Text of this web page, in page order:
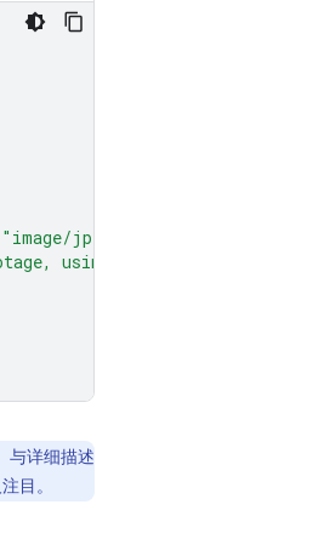
"image/jpeg"
using the drawing only as a
与详细描述
目。